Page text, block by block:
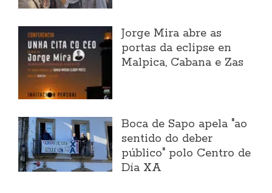
Jorge Mira abre as
portas da eclipse en
Malpica, Cabana e Zas
Boca de Sapo apela "ao
sentido do deber
público" polo Centro de
Día XA